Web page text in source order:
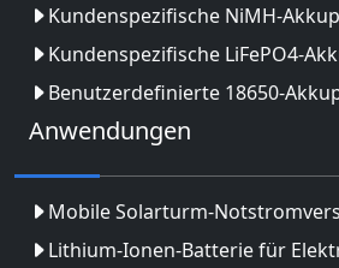
Kundenspezifische NiMH-
Kundenspezifische LiFePO4-
Benutzerdefinierte 18650-
Anwendungen
Mobile Solarturm-
Lithium-Ionen-Batterie für